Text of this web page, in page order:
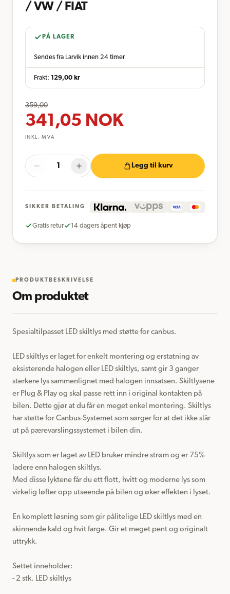
/ VW / FIAT
PÅ LAGER
Sendes fra Larvik innen 24 timer
Frakt: 129,00 kr
359,00
341,05 NOK
INKL. MVA
Legg til kurv
SIKKER BETALING
Gratis retur 14 dagers åpent kjøp
PRODUKTBESKRIVELSE
Om produktet
Spesialtilpasset LED skiltlys med støtte for canbus.
LED skiltlys er laget for enkelt montering og erstatning av
eksisterende halogen eller LED skiltlys, samt gir 3 ganger
sterkere lys sammenlignet med halogen innsatsen. Skiltlysene
er Plug & Play og skal passe rett inn i original kontakten på
bilen. Dette gjør at du får en meget enkel montering. Skiltlys
har støtte for Canbus-Systemet som sørger for at det ikke slår
ut på pærevarslingssystemet i bilen din.
Skiltlys som er laget av LED bruker mindre strøm og er 75%
ladere enn halogen skiltlys.
Med disse lyktene får du ett flott, hvitt og moderne lys som
virkelig løfter opp utseende på bilen og øker effekten i lyset.
En komplett løsning som gir pålitelige LED skiltlys med en
skinnende kald og hvit farge. Gir et meget pent og originalt
uttrykk.
Settet inneholder:
- 2 stk. LED skiltlys